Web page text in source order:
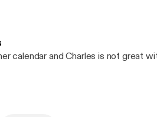
calendar and Charles is not great